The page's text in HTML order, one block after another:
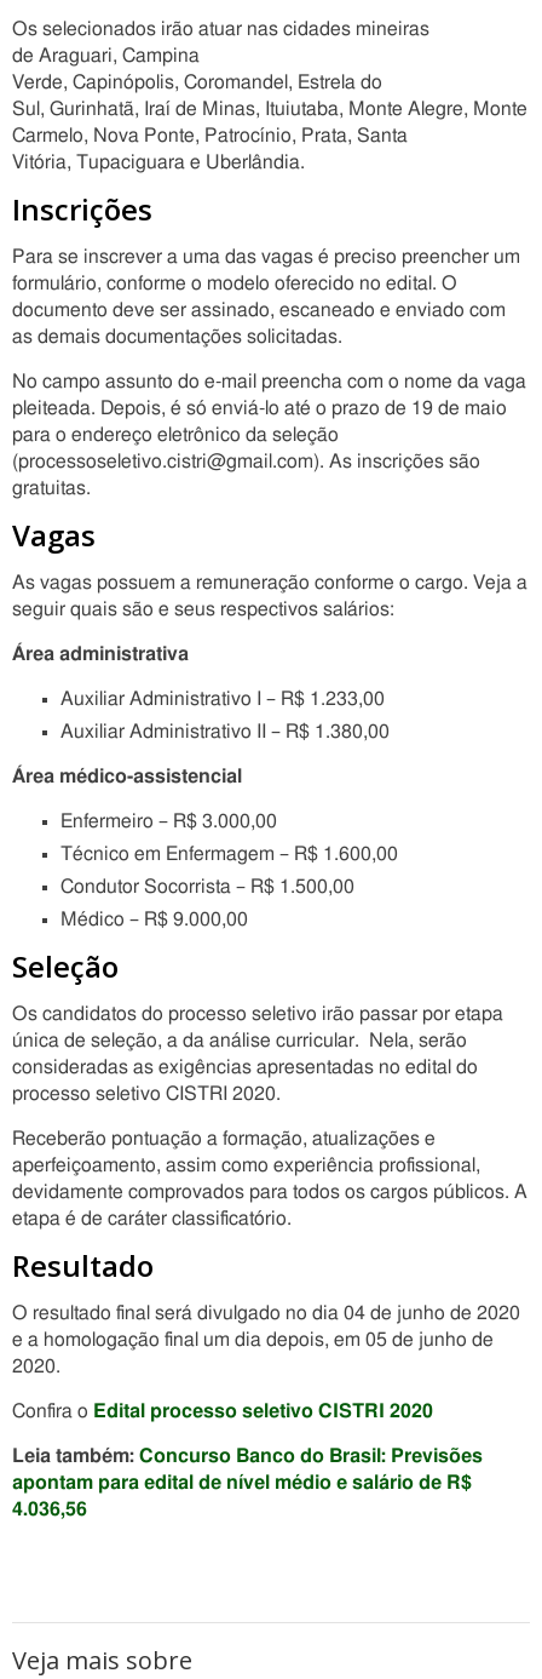
Os selecionados irão atuar nas cidades mineiras
de Araguari, Campina
Verde, Capinópolis, Coromandel, Estrela do
Sul, Gurinhatã, Iraí de Minas, Ituiutaba, Monte Alegre, Monte
Carmelo, Nova Ponte, Patrocínio, Prata, Santa
Vitória, Tupaciguara e Uberlândia.
Inscrições
Para se inscrever a uma das vagas é preciso preencher um
formulário, conforme o modelo oferecido no edital. O
documento deve ser assinado, escaneado e enviado com
as demais documentações solicitadas.
No campo assunto do e-mail preencha com o nome da vaga
pleiteada. Depois, é só enviá-lo até o prazo de 19 de maio
para o endereço eletrônico da seleção
(processoseletivo.cistri@gmail.com). As inscrições são
gratuitas.
Vagas
As vagas possuem a remuneração conforme o cargo. Veja a
seguir quais são e seus respectivos salários:
Área administrativa
Auxiliar Administrativo I – R$ 1.233,00
Auxiliar Administrativo II – R$ 1.380,00
Área médico-assistencial
Enfermeiro – R$ 3.000,00
Técnico em Enfermagem – R$ 1.600,00
Condutor Socorrista – R$ 1.500,00
Médico – R$ 9.000,00
Seleção
Os candidatos do processo seletivo irão passar por etapa
única de seleção, a da análise curricular. Nela, serão
consideradas as exigências apresentadas no edital do
processo seletivo CISTRI 2020.
Receberão pontuação a formação, atualizações e
aperfeiçoamento, assim como experiência profissional,
devidamente comprovados para todos os cargos públicos. A
etapa é de caráter classificatório.
Resultado
O resultado final será divulgado no dia 04 de junho de 2020
e a homologação final um dia depois, em 05 de junho de
2020.
Confira o Edital processo seletivo CISTRI 2020
Leia também: Concurso Banco do Brasil: Previsões
apontam para edital de nível médio e salário de R$
4.036,56
Veja mais sobre